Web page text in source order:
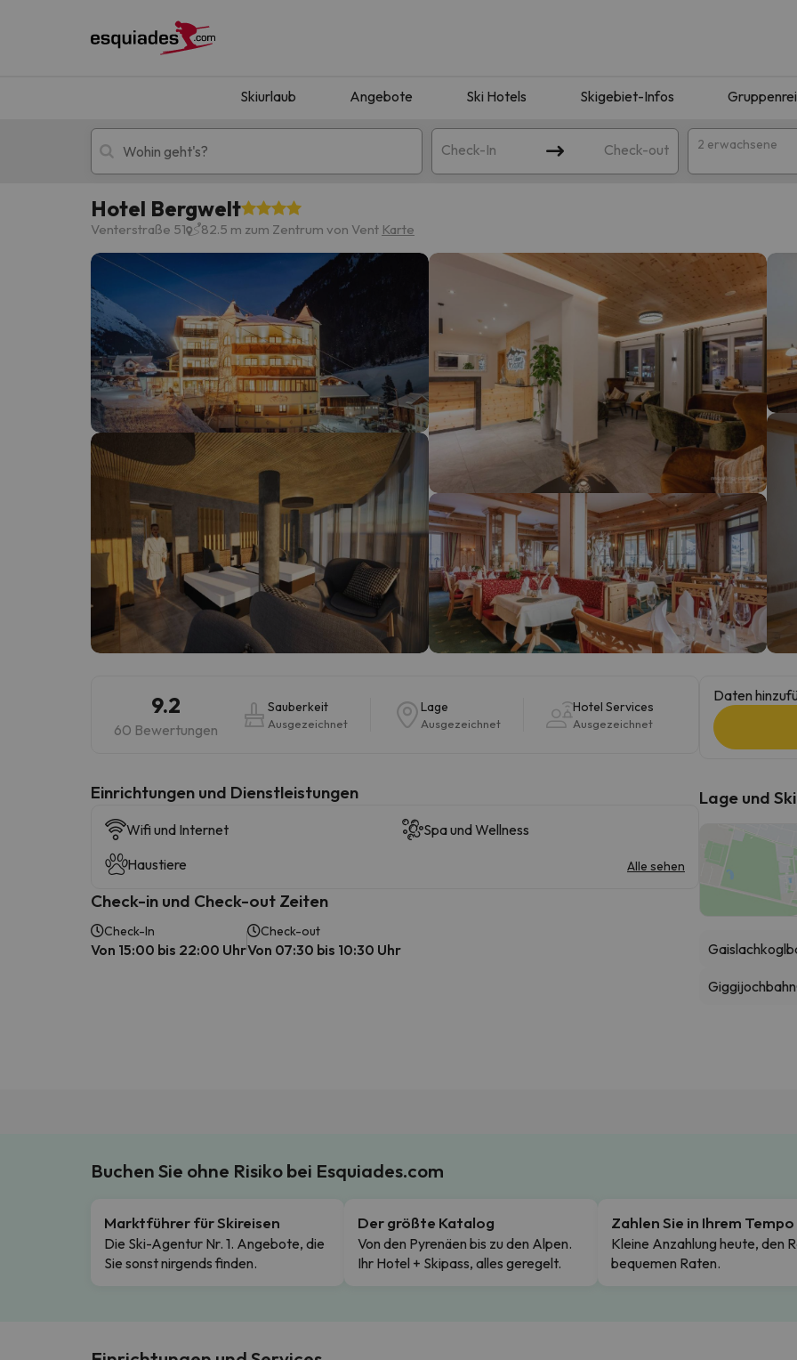
Skiurlaub Angebote Ski Hotels Skigebiet-Infos
Check-In Check-out 2 erwachsene
Skiurlaub Berghotels
Oops, wir haben keine Ergebnisse gefunden, die Ihrer Suche entsprechen. Versuchen Sie, das Ziel zu ändern.
Es sieht so aus, als hätte sich unser Sucher verirrt. Sobald er seinen Kompass gefunden hat, wird er zurück sein.
Hotel Bergwelt
Venterstraße 51 82.5 m zum Zentrum von Vent Karte
9.2
60 Bewertungen
Sauberkeit
Ausgezeichnet
Lage
Ausgezeichnet
Hotel Services
Ausgezeichnet
​Einrichtungen und Dienstleistungen
Wifi und Internet
Spa und Wellness
Haustiere
Alle sehen
Check-in und Check-out Zeiten
Check-In
Von 15:00 bis 22:00 Uhr
Check-out
Von 07:30 bis 10:30 Uhr
Daten
Lage und
Giggijochbahn
Buchen Sie ohne Risiko bei Esquiades.com
Marktführer für Skireisen
Die Ski-Agentur Nr. 1. Angebote, die
Sie sonst nirgends finden.
Der größte Katalog
Von den Pyrenäen bis zu den Alpen.
Ihr Hotel + Skipass, alles geregelt.
Zahlen Sie in Ihrem Tempo
Kleine Anzahlung heute, den
bequemen Raten.